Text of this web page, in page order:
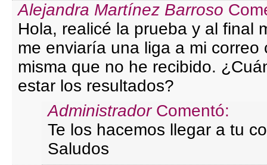
Alejandra Martínez Barroso
Hola, realicé la prueba y al final
me enviaría una liga a mi correo
misma que no he recibido.
estar los resultados?
Administrador Comentó:
Te los hacemos llegar a tu
Saludos